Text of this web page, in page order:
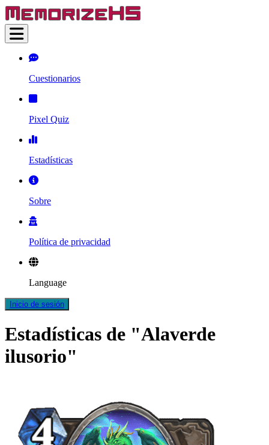
Cuestionarios
Pixel Quiz
Estadísticas
Sobre
Política de privacidad
Language
Inicio de sesión
Estadísticas de "Alaverde
ilusorio"